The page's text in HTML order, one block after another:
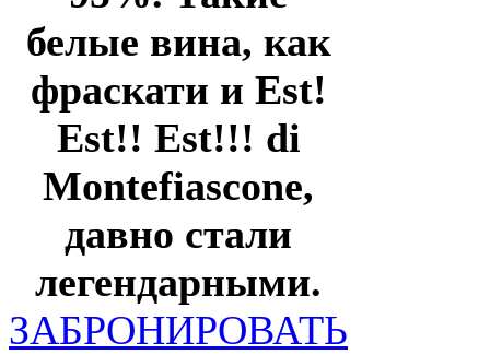
белые вина, как
фраскати и Est!
Est!! Est!!! di
Montefiascone,
давно стали
легендарными.
ЗАБРОНИРОВАТЬ